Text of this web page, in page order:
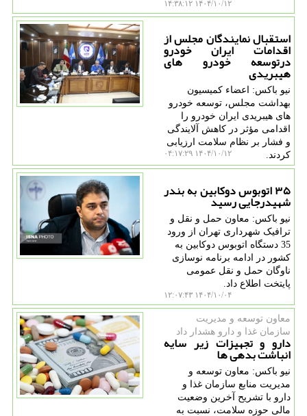
۱۴۰۴/۱۰/۱۲ ۱۴:۳۸:۱۲
استقبال نمایندگان مجلس از
اقدامات ایران خودرو
درتوسعه خودرو های
هیبریدی
نیو باکس: اعضاء کمیسیون
بهداشت مجلس، توسعه خودرو
های هیبریدی ایران خودرو را
اقدامی مؤثر در کاهش آلایندگی
و فشار بر نظام سلامت ارزیابی
کردند.
۱۴۰۴/۱۰/۱۲ ۰۴:۱۷:۲۹
۳۵ اتوبوس دوکابین به بندر
شهیدرجایی رسید
نیو باکس: معاون حمل و نقل و
ترافیک شهرداری تهران از ورود
35 دستگاه اتوبوس دوکابین به
کشور در ادامه برنامه نوسازی
ناوگان حمل و نقل عمومی
پایتخت اطلاع داد.
۱۴۰۴/۱۰/۰۴ ۱۲:۰۷:۴۳
معاون توسعه و مدیریت
سازمان غذا و دارو هشدار داد
دارو و تجهیزات زیر سایه
انباشت بدهی ها
نیو باکس: معاون توسعه و
مدیریت منابع سازمان غذا و
دارو با تشریح آخرین وضعیت
مالی حوزه سلامت، نسبت به